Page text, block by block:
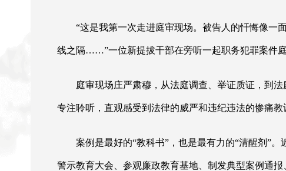
“这是我第一次走进庭审现场。被告人的忏悔像一
线之隔……”一位新提拔干部在旁听一起职务犯罪案件庭
庭审现场庄严肃穆，从法庭调查、举证质证，到
专注聆听，直观感受到法律的威严和违纪违法的惨痛教
案例是最好的“教科书”，也是最有力的“清醒剂”
警示教育大会、参观廉政教育基地、制发典型案例通